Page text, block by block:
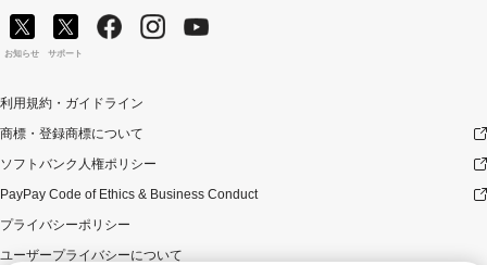
お知らせ サポート
利用規約・ガイドライン
商標・登録商標について
ソフトバンク人権ポリシー
PayPay Code of Ethics & Business Conduct
プライバシーポリシー
ユーザープライバシーについて